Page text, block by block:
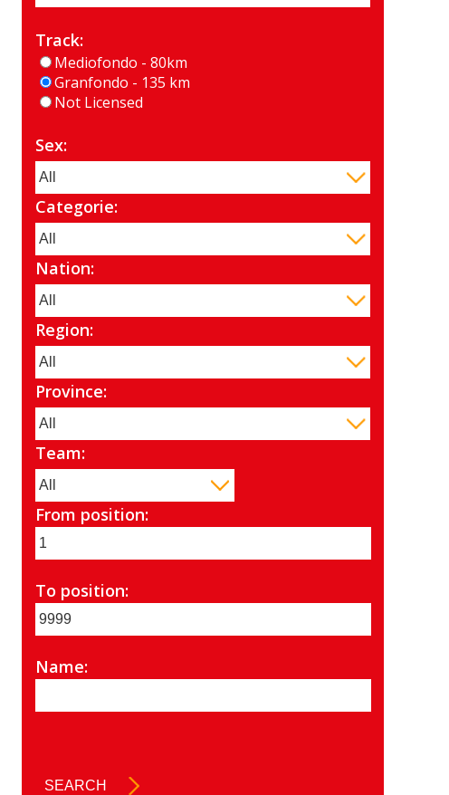
Track:
Mediofondo - 80km
Granfondo - 135 km
Not Licensed
Sex:
Categorie:
Nation:
Region:
Province:
Team:
From position:
To position:
Name: